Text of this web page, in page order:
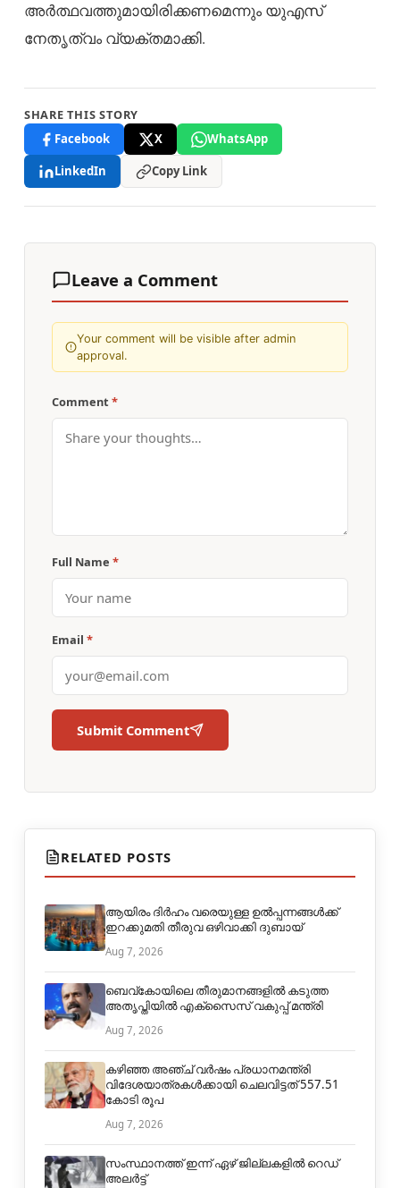
അർത്ഥവത്തുമായിരിക്കണമെന്നും യുഎസ്
നേതൃത്വം വ്യക്തമാക്കി.
SHARE THIS STORY
Facebook
X
WhatsApp
LinkedIn
Copy Link
Leave a Comment
Your comment will be visible after admin
approval.
Comment *
Full Name *
Email *
Submit Comment
RELATED POSTS
ആയിരം ദിര്‍ഹം വരെയുള്ള ഉല്‍പ്പന്നങ്ങള്‍ക്ക്
ഇറക്കുമതി തീരുവ ഒഴിവാക്കി ദുബായ്
Aug 7, 2026
ബെവ്കോയിലെ തീരുമാനങ്ങളില്‍ കടുത്ത
അതൃപ്തിയില്‍ എക്‌സൈസ് വകുപ്പ് മന്ത്രി
Aug 7, 2026
കഴിഞ്ഞ അഞ്ച് വര്‍ഷം പ്രധാനമന്ത്രി
വിദേശയാത്രകള്‍ക്കായി ചെലവിട്ടത് 557.51
കോടി രൂപ
Aug 7, 2026
സംസ്ഥാനത്ത് ഇന്ന് ഏഴ് ജില്ലകളില്‍ റെഡ്
അലർട്ട്